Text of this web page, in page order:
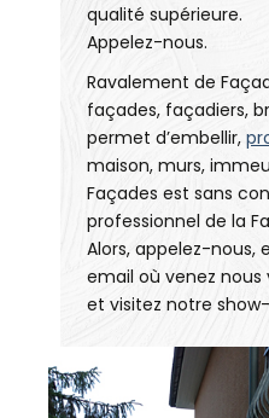
qualité supérieure.
Appelez-nous.
Ravalement de
façades, façadiers,
permet d’embellir,
maison, murs,
Façades est sans
professionnel de la
Alors, appelez-nous,
email où venez nous
et visitez notre